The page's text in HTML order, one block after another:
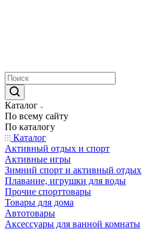
Каталог
По всему сайту
По каталогу
Каталог
Активный отдых и спорт
Активные игры
Зимний спорт и активный отдых
Плавание, игрушки для воды
Прочие спорттовары
Товары для дома
Автотовары
Аксессуары для ванной комнаты